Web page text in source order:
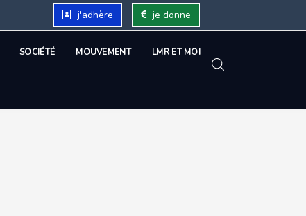
j'adhère je donne
SOCIÉTÉ MOUVEMENT LMR ET MOI